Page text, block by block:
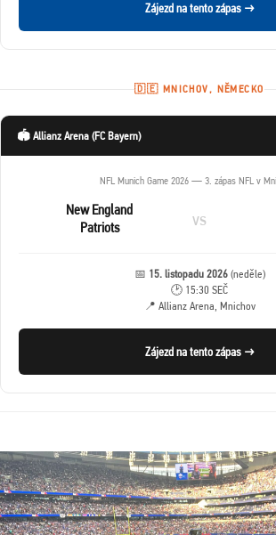
Zájezd na tento zápas →
🇩🇪 MNICHOV, NĚMECKO
🏟️ Allianz Arena (FC Bayern)
NFL Munich Game 2026 — 3. zápas NFL v
New England
Patriots
vs
📅 15. listopadu 2026(neděle)
🕑 15:30 SEČ
📍 Allianz Arena, Mnichov
Zájezd na tento zápas →